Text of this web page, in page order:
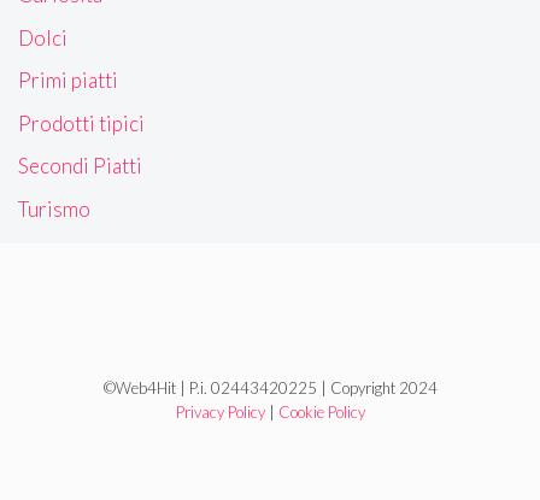
Dolci
Primi piatti
Prodotti tipici
Secondi Piatti
Turismo
©Web4Hit | P.i. 02443420225 | Copyright 2024
Privacy Policy| Cookie Policy